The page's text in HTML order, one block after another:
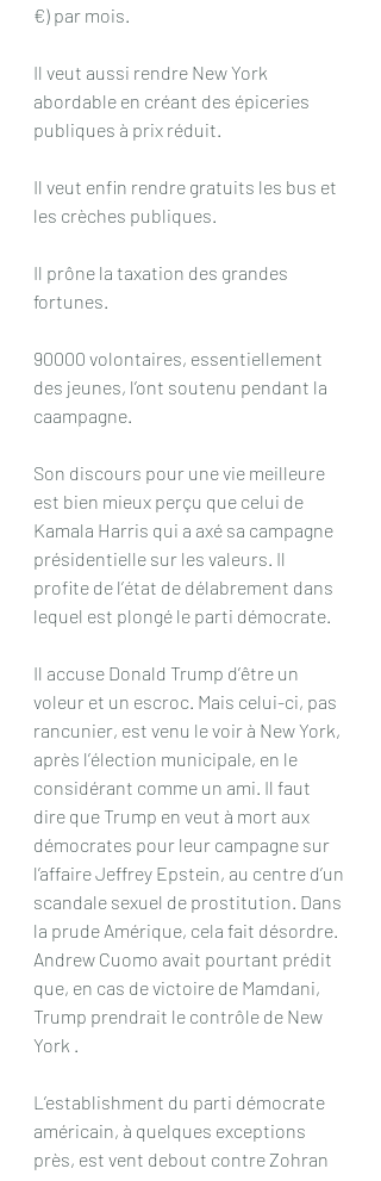
€) par mois.
Il veut aussi rendre New York
abordable en créant des épiceries
publiques à prix réduit.
Il veut enfin rendre gratuits les bus et
les crèches publiques.
Il prône la taxation des grandes
fortunes.
90000 volontaires, essentiellement
des jeunes, l’ont soutenu pendant la
caampagne.
Son discours pour une vie meilleure
est bien mieux perçu que celui de
Kamala Harris qui a axé sa campagne
présidentielle sur les valeurs. Il
profite de l’état de délabrement dans
lequel est plongé le parti démocrate.
Il accuse Donald Trump d’être un
voleur et un escroc. Mais celui-ci, pas
rancunier, est venu le voir à New York,
après l’élection municipale, en le
considérant comme un ami. Il faut
dire que Trump en veut à mort aux
démocrates pour leur campagne sur
l’affaire Jeffrey Epstein, au centre d’un
scandale sexuel de prostitution. Dans
la prude Amérique, cela fait désordre.
Andrew Cuomo avait pourtant prédit
que, en cas de victoire de Mamdani,
Trump prendrait le contrôle de New
York .
L’establishment du parti démocrate
américain, à quelques exceptions
près, est vent debout contre Zohran